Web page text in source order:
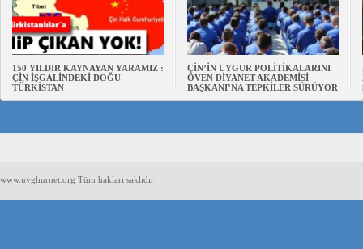
150 YILDIR KAYNAYAN YARAMIZ :
ÇİN İŞGALİNDEKİ DOĞU
TÜRKİSTAN
ÇİN’İN UYGUR POLİTİKALARINI
ÖVEN DİYANET AKADEMİSİ
BAŞKANI’NA TEPKİLER SÜRÜYOR
www.uyghurnet.org Tüm hakları saklıdır